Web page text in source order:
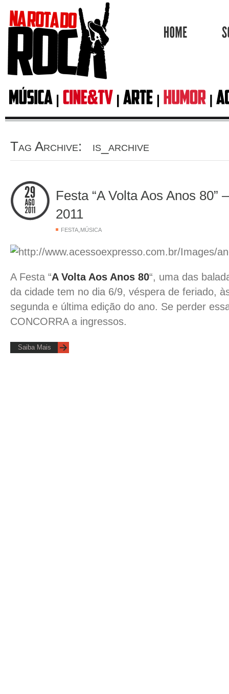
Tag Archive: is_archive
Festa “A Volta Aos Anos 80”
2011
FESTA, MÚSICA
A Festa “A Volta Aos Anos 80“, uma das
da cidade tem no dia 6/9, véspera de feriado,
segunda e última edição do ano. Se perder
CONCORRA a ingressos.
Saiba Mais